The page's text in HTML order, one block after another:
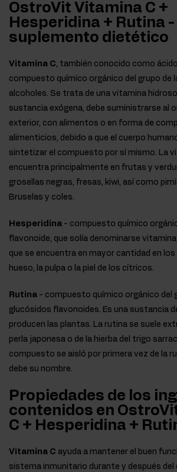
OstroVit Vitamina C +
Hesperidina + Rutina
suplemento dietético
Vitamina C, también conocido como
compuesto químico orgánico del grupo de
alcoholes. Se trata de una vitamina
sustancia exógena, debe suministrarse al
exterior, con alimentos o en forma de
alimenticios, debido a que el cuerpo
sintetizar el compuesto por sí mismo. La
encuentra principalmente en frutas y
grosellas negras, fresas, kiwi, así como
Bruselas y coles.
Hesperidina - compuesto químico
flavonoide, que solía denominarse
que se encuentra en mayor cantidad en los
hueso, la pulpa o la piel de los cítricos.
Rutina - compuesto químico orgánico del
glucósidos flavonoides. Es una sustancia
producen las plantas. La rutina se suele
perla japonesa o de la hierba del trigo
compuesto se aisló por primera vez de la
debe su nombre.
Propiedades de los
contenidos en
C + Hesperidina +
Vitamina C ayuda a mantener el buen
sistema inmunitario durante y después del